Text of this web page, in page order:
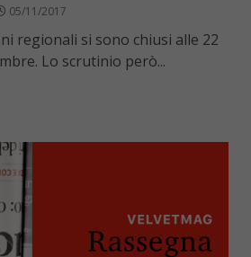
05/11/2017
regionali si sono chiusi alle 22
Lo scrutinio però...